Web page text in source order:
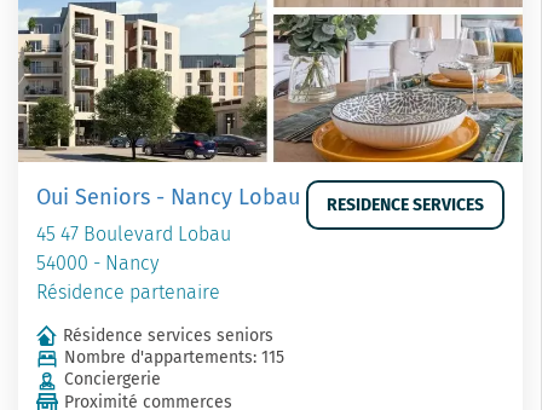
Oui Seniors - Nancy Lobau
45 47 Boulevard Lobau
54000 - Nancy
Résidence partenaire
RESIDENCE SERVICES
Résidence services seniors
Nombre d'appartements: 115
Conciergerie
Proximité commerces